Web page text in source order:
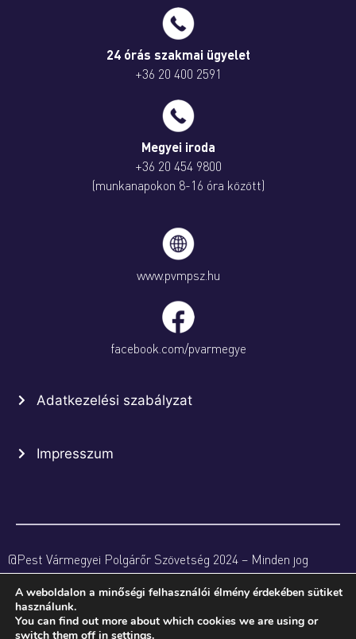
24 órás szakmai ügyelet
+36 20 400 2591
Megyei iroda
+36 20 454 9800
(munkanapokon 8-16 óra között)
www.pvmpsz.hu
facebook.com/pvarmegye
Adatkezelési szabályzat
Impresszum
@Pest Vármegyei Polgárőr Szövetség 2024 – Minden jog
fenntartva
A weboldalon a minőségi felhasználói élmény érdekében sütiket
használunk.
You can find out more about which cookies we are using or
switch them off in settings.